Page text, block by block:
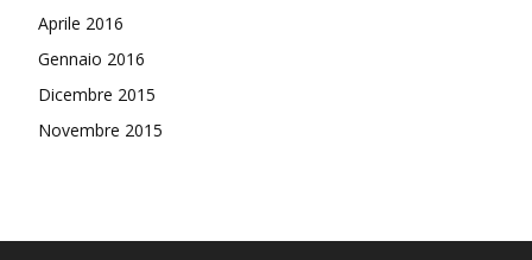
Aprile 2016
Gennaio 2016
Dicembre 2015
Novembre 2015